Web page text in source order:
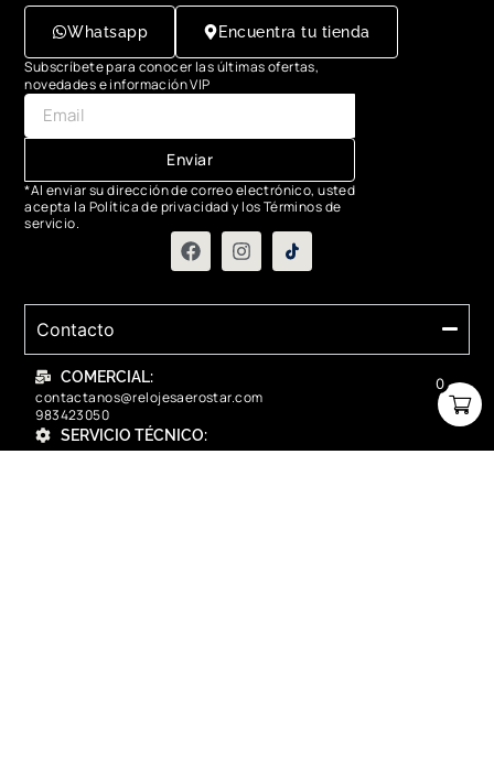
0
Whatsapp Encuentra tu tienda
Subscríbete para conocer las últimas ofertas,
novedades e información VIP
Enviar
*Al enviar su dirección de correo electrónico, usted
acepta la Política de privacidad y los Términos de
servicio.
Contacto
COMERCIAL:
contactanos@relojesaerostar.com
983423050
SERVICIO TÉCNICO:
contactanos@relojesaerostar.com